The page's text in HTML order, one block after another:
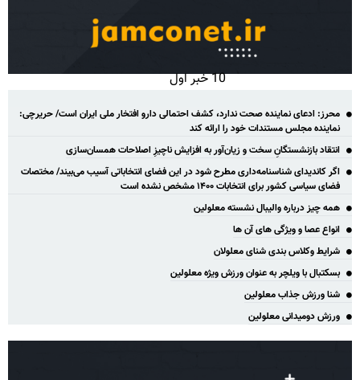
10 خبر اول
محرز: ادعای نماینده صحت ندارد، کشف احتمالی دارو افتخار ملی ایران است/ حریرچی:
نماینده مجلس مستندات خود را ارائه کند
انتقاد بازنشستگانِ سخت و زیان‌آور به افزایش ناچیزِ اصلاحات همسان‌سازی
اگر کاندیدای شناسنامه‌‎داری مطرح شود در این فضای انتخاباتی آسیب می‌بیند/ مختصات
فضای سیاسی کشور برای انتخابات ۱۴۰۰ مشخص نشده است
همه چیز درباره والیبال نشسته معلولین
انواع عصا و ویژگی های آن ها
شرایط وکلاس بندی شنای معلولان
بسکتبال با ویلچر به عنوان ورزش ویژه معلولین
شنا ورزش جذاب معلولین
ورزش دومیدانی معلولین